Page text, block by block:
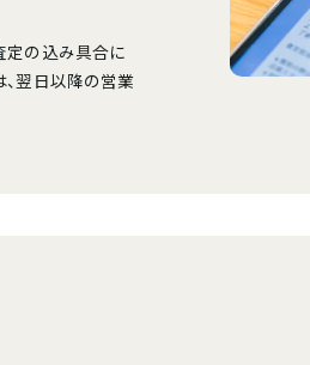
定の込み具合に
、翌日以降の営業